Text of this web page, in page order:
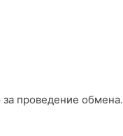
проведение обмена.